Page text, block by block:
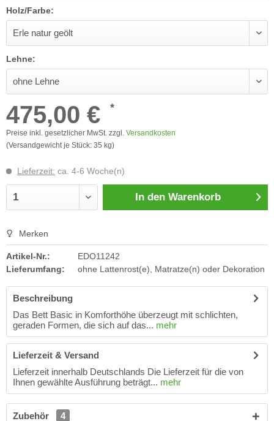
Holz/Farbe:
Lehne:
475,00 € *
Preise inkl. gesetzlicher MwSt. zzgl. Versandkosten
(Versandgewicht je Stück: 35 kg)
Lieferzeit: ca. 4-6 Woche(n)
In den Warenkorb
Merken
Artikel-Nr.:
EDO11242
Lieferumfang:
ohne Lattenrost(e), Matratze(n) oder Dekoration
Beschreibung
Das Bett Basic in Komforthöhe überzeugt mit schlichten,
geraden Formen, die sich auf das... mehr
Lieferzeit & Versand
Lieferzeit innerhalb Deutschlands Die Lieferzeit für die von
Ihnen gewählte Ausführung beträgt... mehr
Zubehör 4